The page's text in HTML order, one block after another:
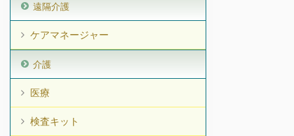
遠隔介護
ケアマネージャー
介護
医療
検査キット